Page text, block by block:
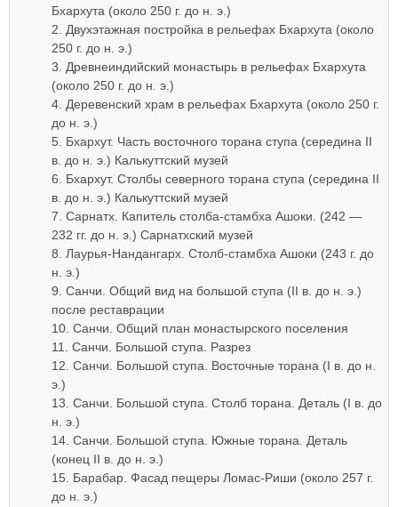
Бхархута (около 250 г. до н. э.)
2. Двухэтажная постройка в рельефах Бхархута (около
250 г. до н. э.)
3. Древнеиндийский монастырь в рельефах Бхархута
(около 250 г. до н. э.)
4. Деревенский храм в рельефах Бхархута (около 250 г.
до н. э.)
5. Бхархут. Часть восточного торана ступа (середина II
в. до н. э.) Калькуттский музей
6. Бхархут. Столбы северного торана ступа (середина II
в. до н. э.) Калькуттский музей
7. Сарнатх. Капитель столба-стамбха Ашоки. (242 —
232 гг. до н. э.) Сарнатхский музей
8. Лаурья-Нандангарх. Столб-стамбха Ашоки (243 г. до
н. э.)
9. Санчи. Общий вид на большой ступа (II в. до н. э.)
после реставрации
10. Санчи. Общий план монастырского поселения
11. Санчи. Большой ступа. Разрез
12. Санчи. Большой ступа. Восточные торана (I в. до н.
э.)
13. Санчи. Большой ступа. Столб торана. Деталь (I в. до
н. э.)
14. Санчи. Большой ступа. Южные торана. Деталь
(конец II в. до н. э.)
15. Барабар. Фасад пещеры Ломас-Риши (около 257 г.
до н. э.)